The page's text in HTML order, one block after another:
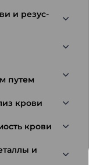
и резус-
путем
крови
крови
и